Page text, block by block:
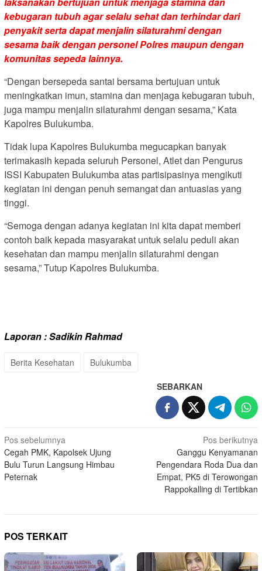
kebugaran tubuh agar selalu sehat dan terhindar dari
penyakit serta dapat menjalin silaturahmi dengan
sesama baik dengan personel Polres maupun dengan
komunitas sepeda lainnya.
“Dengan bersepeda santai bersama bertujuan untuk
meningkatkan imun, stamina dan menjaga kebugaran tubuh,
juga mampu menjalin silaturahmi dengan sesama,” Kata
Kapolres Bulukumba.
Tidak lupa Kapolres Bulukumba megucapkan banyak
terimakasih kepada seluruh Personel, Atlet dan Pengurus
ISSI Kabupaten Bulukumba atas partisipasinya mengikuti
kegiatan ini dengan penuh semangat dan antuasias yang
tinggi.
“Semoga dengan adanya kegiatan ini kita dapat memberi
contoh baik kepada masyarakat untuk selalu peduli akan
kesehatan dan mampu menjalin silaturahmi dengan
sesama,” Tutup Kapolres Bulukumba.
Laporan : Sadikin Rahmad
Berita Kesehatan Bulukumba
SEBARKAN
Navigasi
pos
Pos sebelumnya
Cegah PMK, Kapolsek Ujung
Bulu Turun Langsung Himbau
Peternak
Pos berikutnya
Ganggu Kenyamanan
Pengendara Roda Dua dan
Empat, PK5 di Terowongan
Rappokalling di Tertibkan
POS TERKAIT